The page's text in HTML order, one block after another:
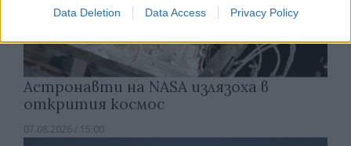
Data Deletion Data Access Privacy Policy
Астронавти на NASA излязоха в
открития космос
07.08.2026 / 15:00